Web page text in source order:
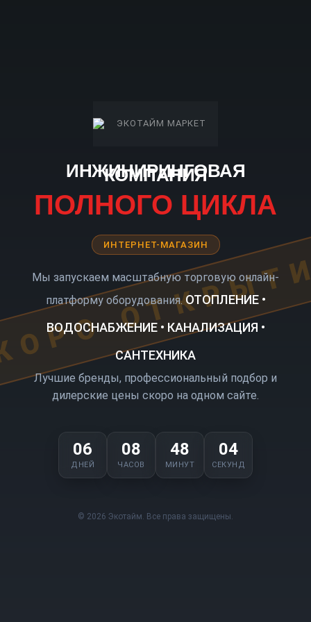
ИНЖИНИРИНГОВАЯ
КОМПАНИЯ
ПОЛНОГО ЦИКЛА
ИНТЕРНЕТ-МАГАЗИН
Мы запускаем масштабную торговую онлайн-
платформу оборудования. ОТОПЛЕНИЕ •
ВОДОСНАБЖЕНИЕ • КАНАЛИЗАЦИЯ •
САНТЕХНИКА
Лучшие бренды, профессиональный подбор и
дилерские цены скоро на одном сайте.
06
ДНЕЙ
08
ЧАСОВ
48
МИНУТ
04
СЕКУНД
© 2026 Экотайм. Все права защищены.